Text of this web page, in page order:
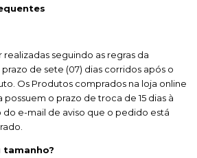
realizadas seguindo as regras da
de sete (07) dias corridos após o
Os Produtos comprados na loja online
possuem o prazo de troca de 15 dias à
e-mail de aviso que o pedido está
tamanho?